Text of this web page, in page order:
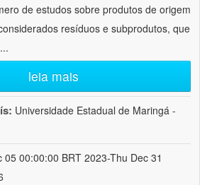
de estudos sobre produtos de origem
resíduos e subprodutos, que
...
leia mais
Universidade Estadual de Maringá -
05 00:00:00 BRT 2023-Thu Dec 31